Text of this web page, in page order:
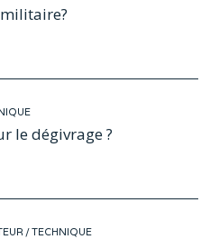
le dégivrage ?
/TECHNIQUE